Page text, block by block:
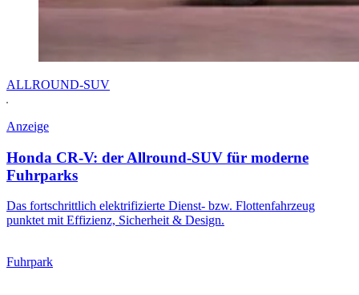
ALLROUND-SUV
Anzeige
Honda CR-V: der Allround-SUV für moderne
Fuhrparks
Das fortschrittlich elektrifizierte Dienst- bzw. Flottenfahrzeug
punktet mit Effizienz, Sicherheit & Design.
Fuhrpark